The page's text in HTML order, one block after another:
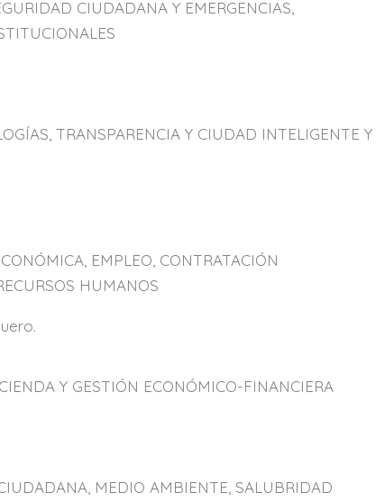
CIUDADANA Y EMERGENCIAS,
TRANSPARENCIA Y CIUDAD INTELIGENTE Y
EMPLEO, CONTRATACIÓN
HUMANOS
Y GESTIÓN ECONÓMICO-FINANCIERA
MEDIO AMBIENTE, SALUBRIDAD